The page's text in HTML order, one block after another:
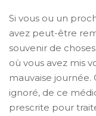
Si vous ou un
avez peut-être
souvenir de
où vous avez mis
mauvaise journée.
ignoré, de ce
prescrite pour